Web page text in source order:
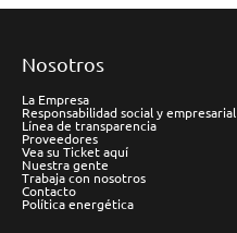
Nosotros
La Empresa
Responsabilidad social y empresarial
Línea de transparencia
Proveedores
Vea su Ticket aquí
Nuestra gente
Trabaja con nosotros
Contacto
Política energética